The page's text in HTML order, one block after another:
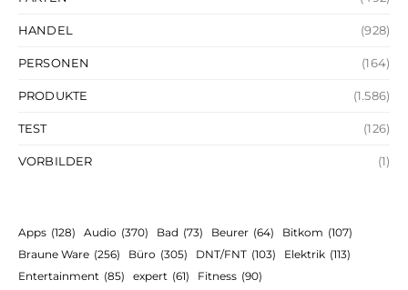
HANDEL (928)
PERSONEN (164)
PRODUKTE (1.586)
TEST (126)
VORBILDER (1)
Apps (128) Audio (370) Bad (73) Beurer (64) Bitkom (107)
Braune Ware (256) Büro (305) DNT/FNT (103) Elektrik (113)
Entertainment (85) expert (61) Fitness (90)